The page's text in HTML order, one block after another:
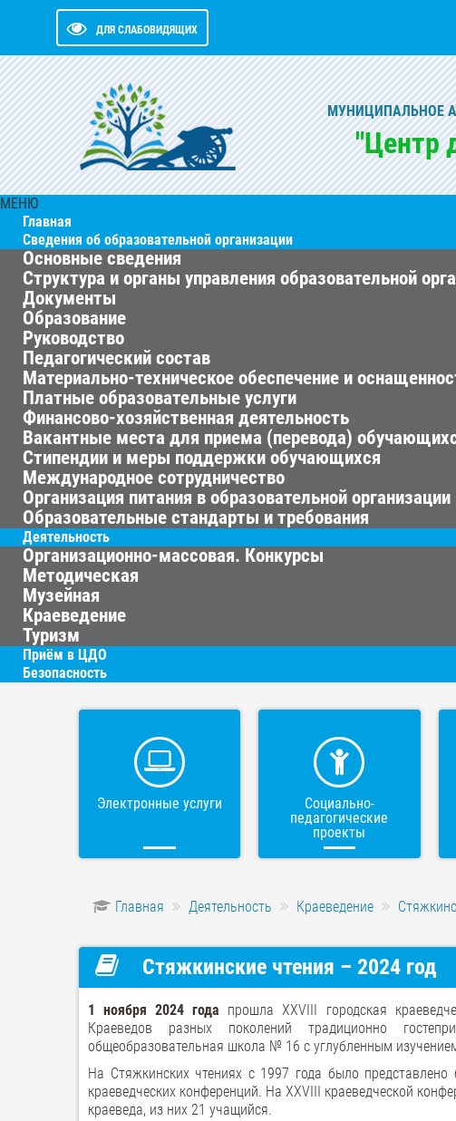
ДЛЯ СЛАБОВИДЯЩИХ
МУНИЦИПАЛЬНОЕ
"Центр
МЕНЮ
Главная
Сведения об образовательной организации
Основные сведения
Структура и органы управления образовательной
Документы
Образование
Руководство
Педагогический состав
Материально-техническое обеспечение и
Платные образовательные услуги
Финансово-хозяйственная деятельность
Вакантные места для приема (перевода)
Стипендии и меры поддержки обучающихся
Международное сотрудничество
Организация питания в образовательной организации
Образовательные стандарты и требования
Деятельность
Организационно-массовая. Конкурсы
Методическая
Музейная
Краеведение
Туризм
Приём в ЦДО
Безопасность
Электронные услуги
Социально-
педагогические
проекты
Главная Деятельность Краеведение
Стяжкинские чтения – 2024 год
1 ноября 2024 года прошла XXVIII городская
Краеведов разных поколений традиционно
общеобразовательная школа № 16 с углубленным
На Стяжкинских чтениях с 1997 года было
краеведческих конференций. На XXVIII краеведческой
краеведа, из них 21 учащийся.